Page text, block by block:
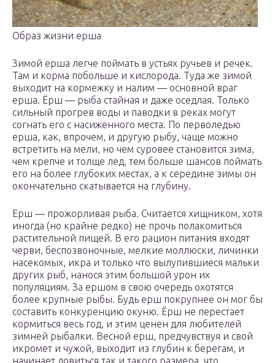
Образ жизни ерша
Зимой ерша легче поймать в устьях ручьев и речек.
Там и корма побольше и кислорода. Туда же зимой
выходит на кормежку и налим — основной враг
ерша. Ёрш — рыба стайная и даже оседлая. Только
сильный прогрев воды и паводки в реках могут
согнать его с насиженного места. По перволедью
ерша, как, впрочем, и другую рыбу, чаще можно
встретить на мели, но чем суровее становится зима,
чем крепче и толще лед, тем больше шансов поймать
его на более глубоких местах, а к середине зимы он
окончательно скатывается на глубину.
Ерш — прожорливая рыба. Считается хищником, хотя
иногда (но крайне редко) не прочь полакомиться
растительной пищей. В его рацион питания входят
черви, беспозвоночные, мелкие моллюски, личинки
насекомых, икра и только что вылупившиеся мальки
других рыб, нанося этим большой урон их
популяциям. За ершом в свою очередь охотятся
более крупные рыбы. Будь ерш покрупнее он мог бы
составить конкуренцию окуню. Ёрш не перестает
кормиться весь год, и этим ценен для любителей
зимней рыбалки. Весной ерш, предчувствуя и свой
икромет и чужой, выходит из глубин к берегам, и
начинает ловиться так и такого размера, что